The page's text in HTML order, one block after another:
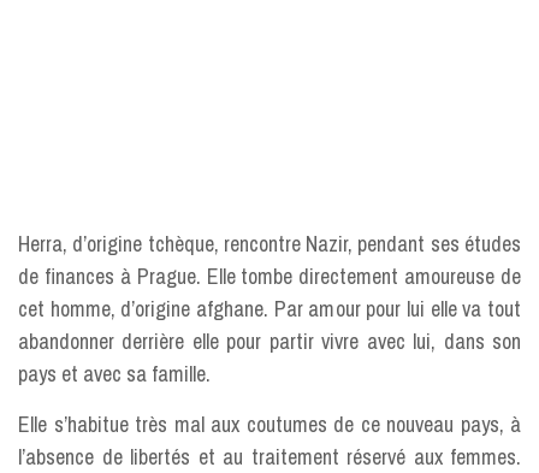
Herra, d’origine tchèque, rencontre Nazir, pendant ses études
de finances à Prague. Elle tombe directement amoureuse de
cet homme, d’origine afghane. Par amour pour lui elle va tout
abandonner derrière elle pour partir vivre avec lui, dans son
pays et avec sa famille.
Elle s’habitue très mal aux coutumes de ce nouveau pays, à
l’absence de libertés et au traitement réservé aux femmes.